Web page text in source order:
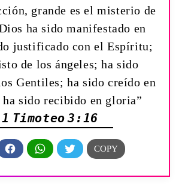
grande es el misterio de
ha sido manifestado en
justificado con el Espíritu;
de los ángeles; ha sido
Gentiles; ha sido creído en
sido recibido en gloria”
1 Timoteo 3:16